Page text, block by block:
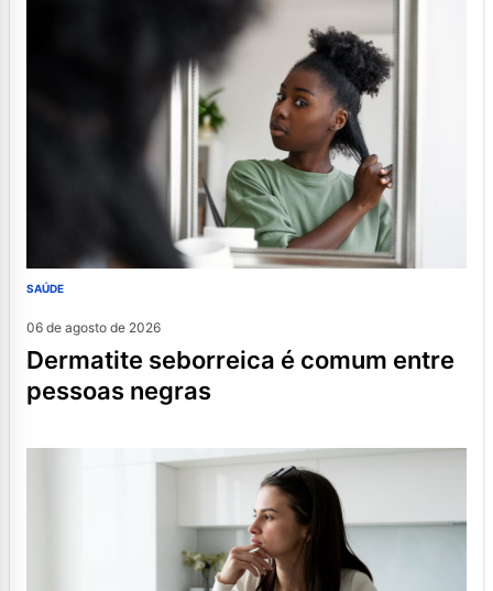
SAÚDE
06 de agosto de 2026
dermatite seborreica é comum entre
pessoas negras